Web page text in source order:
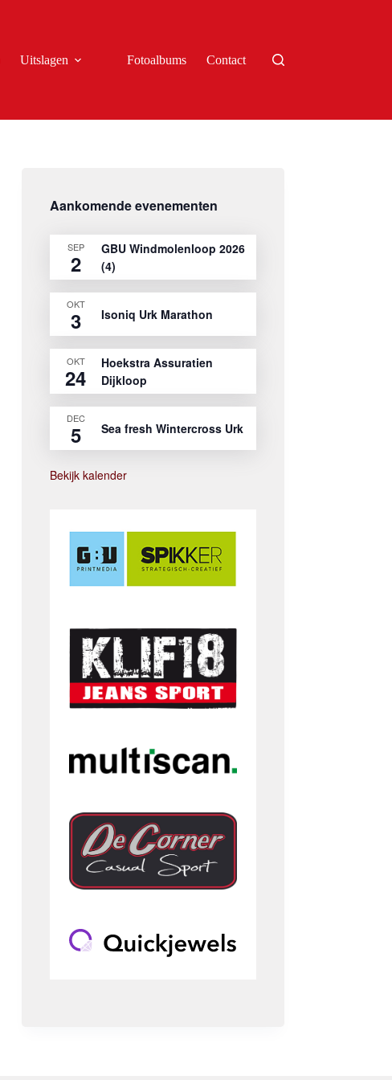
Uitslagen Fotoalbums Contact
Aankomende evenementen
SEP
2
GBU Windmolenloop 2026
(4)
OKT
3 Isoniq Urk Marathon
OKT
24
Hoekstra Assuratien
Dijkloop
DEC
5 Sea fresh Wintercross Urk
Bekijk kalender